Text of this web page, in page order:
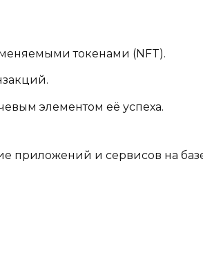
токенами (NFT).
элементом её успеха.
приложений и сервисов на